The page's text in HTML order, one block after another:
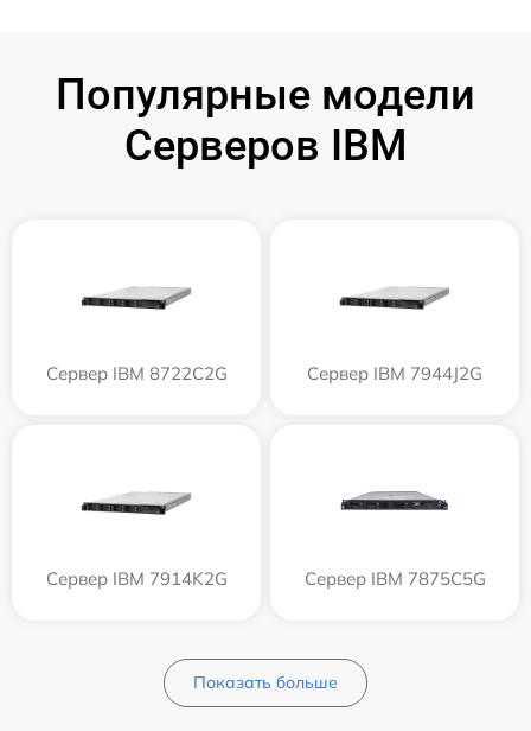
Популярные модели
Серверов IBM
Сервер IBM 8722C2G Сервер IBM 7944J2G
Сервер IBM 7914K2G Сервер IBM 7875C5G
Показать больше